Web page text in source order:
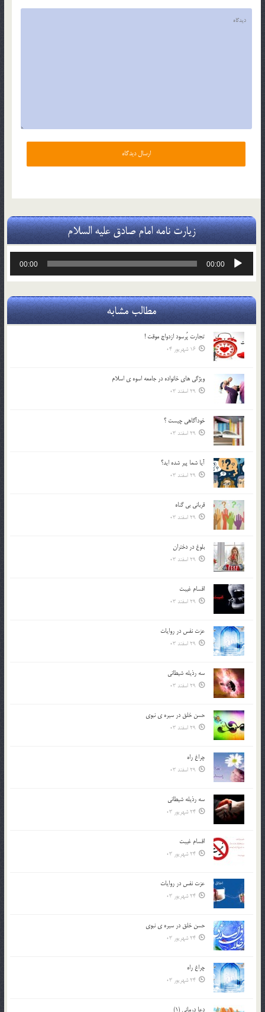
زیارت نامه امام صادق علیه السلام
پخش‌کننده
00:00
00:00
مطالب مشابه
تجارت پُرسود ازدواج موقت !
16 شهریور 04
ويژگي هاي خانواده در جامعه اسوه ي اسلام
29 اسفند 03
خودآگاهى چيست ؟
29 اسفند 03
آیا شما پیر شده اید؟
29 اسفند 03
قرباني بي گناه
29 اسفند 03
بلوغ در دختران
29 اسفند 03
اقسام غيبت
29 اسفند 03
عزت نفس در روايات
29 اسفند 03
سه رذیله شیطانی
29 اسفند 03
حسن خلق در سيره ي نبوي
29 اسفند 03
چراغ راه
29 اسفند 03
سه رذیله شیطانی
24 شهریور 03
اقسام غيبت
24 شهریور 03
عزت نفس در روايات
24 شهریور 03
حسن خلق در سيره ي نبوي
24 شهریور 03
چراغ راه
24 شهریور 03
دعا درمانی (1)